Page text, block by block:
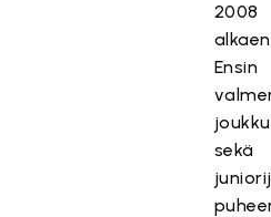
2008
Ensin
sekä